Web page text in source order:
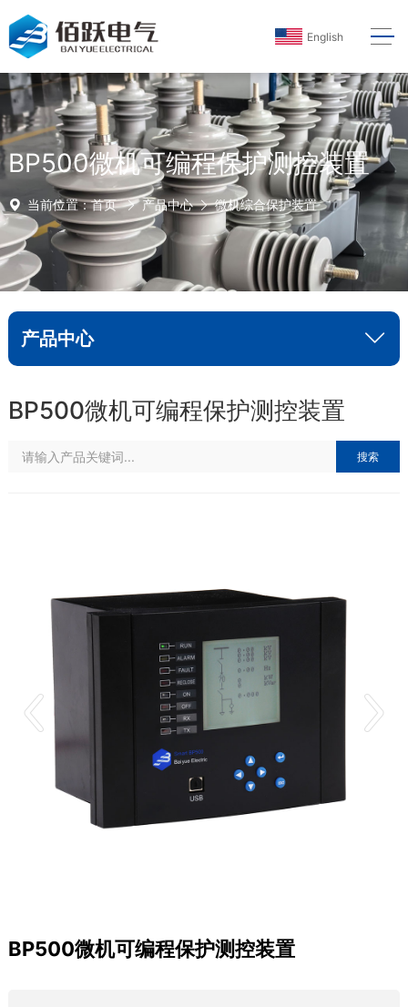
English
BP500微机可编程保护测控装置
当前位置：首页 产品中心 微机综合保护装置
产品中心
BP500微机可编程保护测控装置
搜索
BP500微机可编程保护测控装置